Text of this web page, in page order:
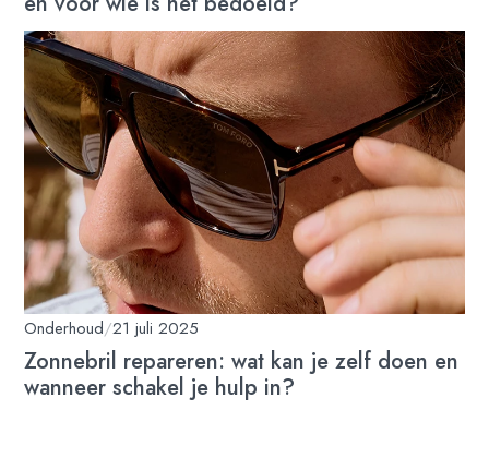
Onderhoud/21 juli 2025
Zonnebril repareren: wat kan je zelf doen en
wanneer schakel je hulp in?